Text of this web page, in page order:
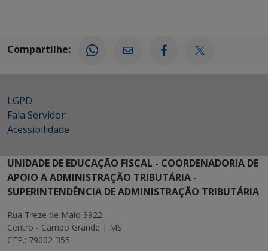
Compartilhe:
LGPD
Fala Servidor
Acessibilidade
UNIDADE DE EDUCAÇÃO FISCAL - COORDENADORIA DE
APOIO A ADMINISTRAÇÃO TRIBUTÁRIA -
SUPERINTENDÊNCIA DE ADMINISTRAÇÃO TRIBUTÁRIA
Rua Treze de Maio 3922
Centro - Campo Grande | MS
CEP.: 79002-355